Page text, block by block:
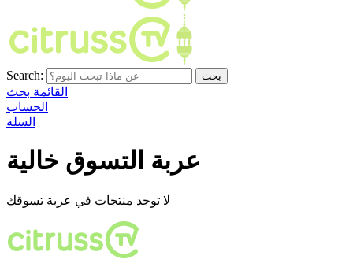
Search: بحث
القائمة بحث
الحساب
السلة
عربة التسوق خالية
لا توجد منتجات في عربة تسوقك